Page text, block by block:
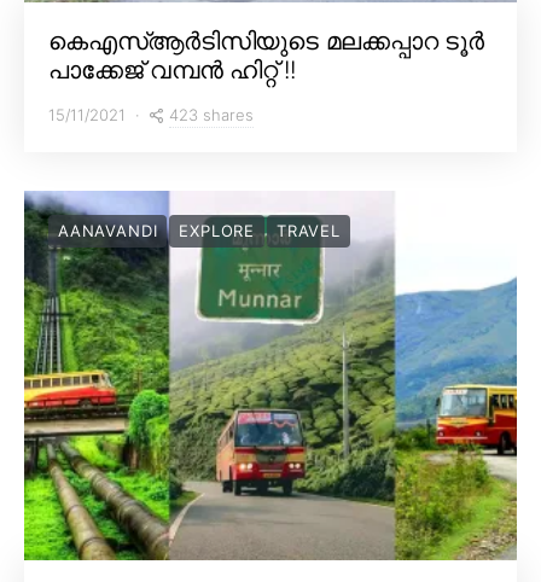
കെഎസ്ആർടിസിയുടെ മലക്കപ്പാറ ടൂർ
പാക്കേജ് വമ്പൻ ഹിറ്റ് !!
15/11/2021 423 shares
AANAVANDI EXPLORE TRAVEL